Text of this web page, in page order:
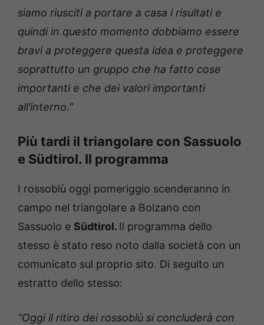
siamo riusciti a portare a casa i risultati e
quindi in questo momento dobbiamo essere
bravi a proteggere questa idea e proteggere
soprattutto un gruppo che ha fatto cose
importanti e che dei valori importanti
all’interno.”
Più tardi il triangolare con Sassuolo
e Südtirol. Il programma
I rossoblù oggi pomeriggio scenderanno in
campo nel triangolare a Bolzano con
Sassuolo e Südtirol. Il programma dello
stesso è stato reso noto dalla società con un
comunicato sul proprio sito. Di seguito un
estratto dello stesso:
“Oggi il ritiro dei rossoblù si concluderà con